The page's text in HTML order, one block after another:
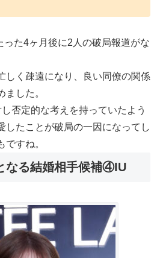
った4ヶ月後に2人の破局報道がな
しく疎遠になり、良い同僚の関係
ました。
否定的な考えを持っていたよう
したことが破局の一因になってし
ですね。
なる結婚相手候補④IU